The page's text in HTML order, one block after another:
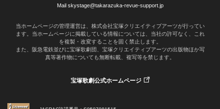
Mail skystage@takarazuka-revue-support.jp
当ホームページの管理運営は、株式会社宝塚クリエイティブアーツが行ってい
ます。当ホームページに掲載している情報については、当社の許可なく、これ
を複製・改変することを固く禁止します。
また、阪急電鉄並びに宝塚歌劇団、宝塚クリエイティブアーツの出版物ほか写
真等著作物についても無断転載、複写等を禁じます。
宝塚歌劇公式ホームページ